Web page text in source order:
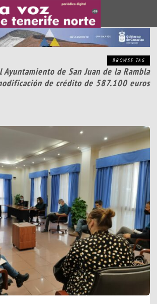
BROWSE TAG
Ayuntamiento de San Juan de la Rambla
de crédito de 587.100 euros